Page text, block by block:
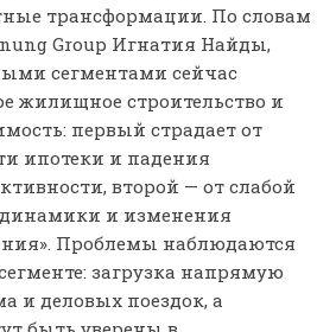
трансформации. По словам
Group Игнатия Найды,
сегментами сейчас
жилищное строительство и
первый страдает от
ипотеки и падения
второй — от слабой
динамики и изменения
Проблемы наблюдаются
загрузка напрямую
и деловых поездок, а